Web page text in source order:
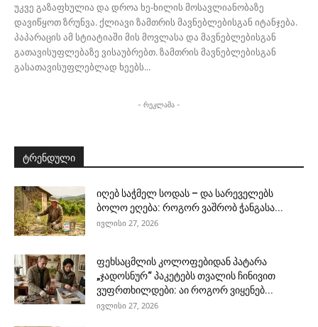
უკვე გაზაფხულია და დროა ხე-ხილის მოსავლიანობაზე
დავიწყოთ ზრუნვა. ქლიავი ზამთრის მავნებლებისგან იტანჯება.
პაპარაცის ამ სტიატიაში მის მოვლასა და მავნებლებისგან
გათავისუფლებაზე ვისაუბრებთ. ზამთრის მავნებლებისგან
გასათავისუფლებლად ხეებს...
- რეკლამა -
ტრენდული
იღებ საჭმელ სოდას – და სარეველებს
ბოლო ეღება: როგორ ვაშრობ ჭანგასა...
ივლისი 27, 2026
ფეხსაცმლის კოლოფებიდან პატარა
„ჯადოსნურ“ პაკეტებს თვალის ჩინივით
ვუფრთხილდები: აი როგორ ვიყენებ...
ივლისი 27, 2026